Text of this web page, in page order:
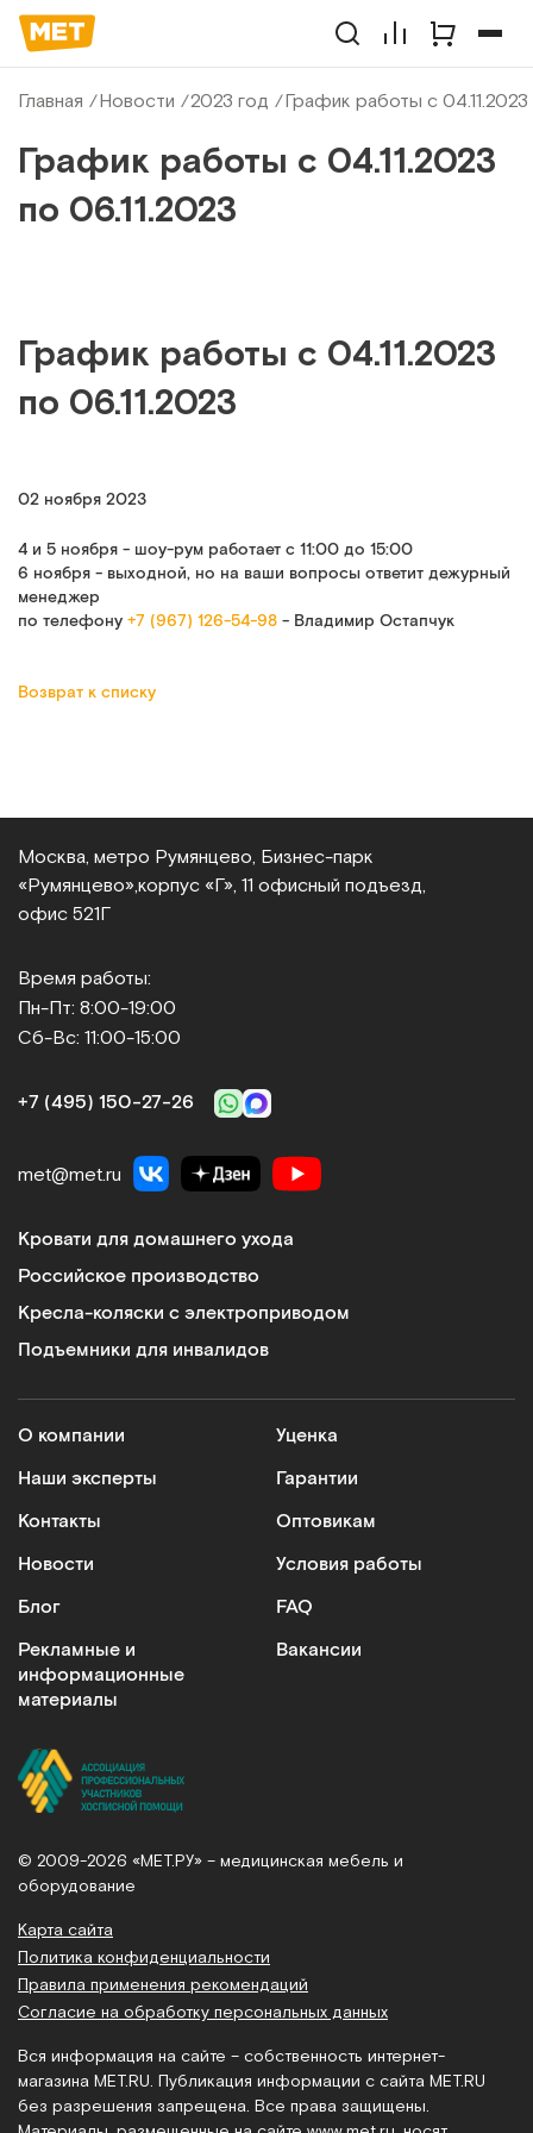
Главная Новости 2023 год График работы с 04.11.2023
График работы с 04.11.2023
по 06.11.2023
График работы с 04.11.2023
по 06.11.2023
02 ноября 2023
4 и 5 ноября - шоу-рум работает с 11:00 до 15:00
6 ноября - выходной, но на ваши вопросы ответит дежурный
менеджер
по телефону +7 (967) 126-54-98 - Владимир Остапчук
Возврат к списку
Москва, метро Румянцево, Бизнес‑парк
«Румянцево», корпус «Г», 11 офисный подъезд,
офис 521Г
Время работы:
Пн-Пт: 8:00-19:00
Сб-Вс: 11:00-15:00
+7 (495) 150‑27‑26
met@met.ru
Кровати для домашнего ухода
Российское производство
Кресла-коляски с электроприводом
Подъемники для инвалидов
О компании
Наши эксперты
Контакты
Новости
Блог
Рекламные и
информационные
материалы
Уценка
Гарантии
Оптовикам
Условия работы
FAQ
Вакансии
© 2009-2026 «МЕТ.РУ» – медицинская мебель и
оборудование
Карта сайта
Политика конфиденциальности
Правила применения рекомендаций
Согласие на обработку персональных данных
Вся информация на сайте – собственность интернет-
магазина MET.RU. Публикация информации с сайта MET.RU
без разрешения запрещена. Все права защищены.